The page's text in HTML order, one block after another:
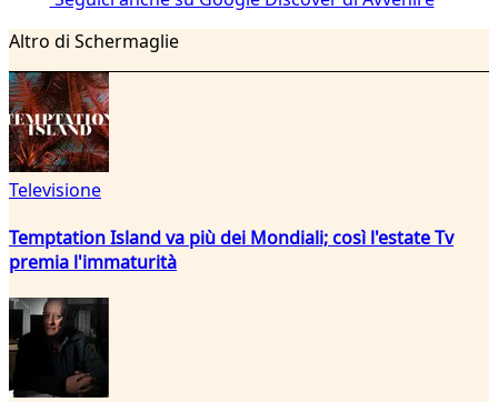
Altro di Schermaglie
Televisione
Temptation Island va più dei Mondiali; così l'estate Tv
premia l'immaturità